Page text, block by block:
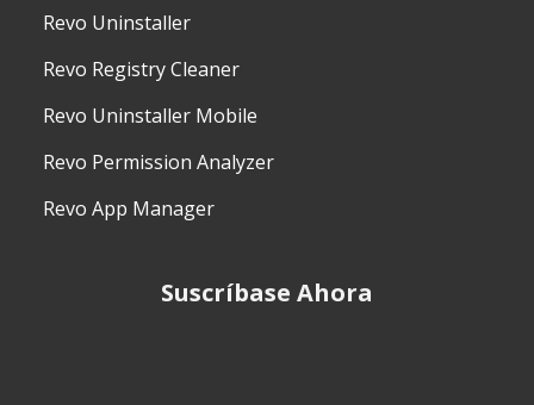
Revo Uninstaller
Revo Registry Cleaner
Revo Uninstaller Mobile
Revo Permission Analyzer
Revo App Manager
Suscríbase Ahora